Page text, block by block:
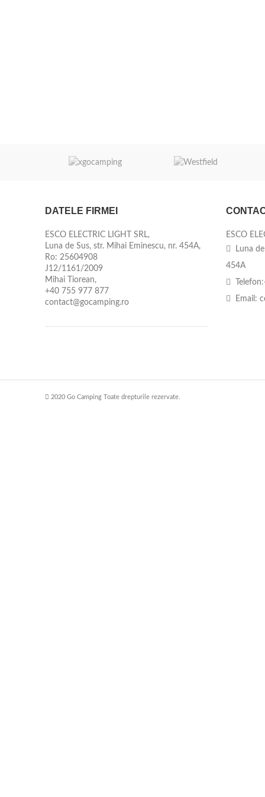
DATELE FIRMEI
ESCO ELECTRIC LIGHT SRL,
Luna de Sus, str. Mihai Eminescu, nr. 454A,
Ro: 25604908
J12/1161/2009
Mihai Tiorean,
+40 755 977 877
contact@gocamping.ro
ESCO
Luna
454A
Email:
2020 Go Camping Toate drepturile rezervate.